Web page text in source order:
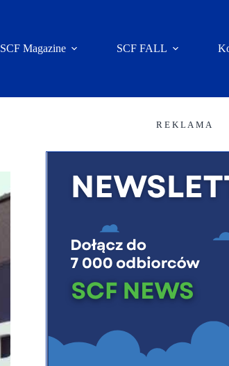
SCF Magazine SCF FALL
R E K L A M A